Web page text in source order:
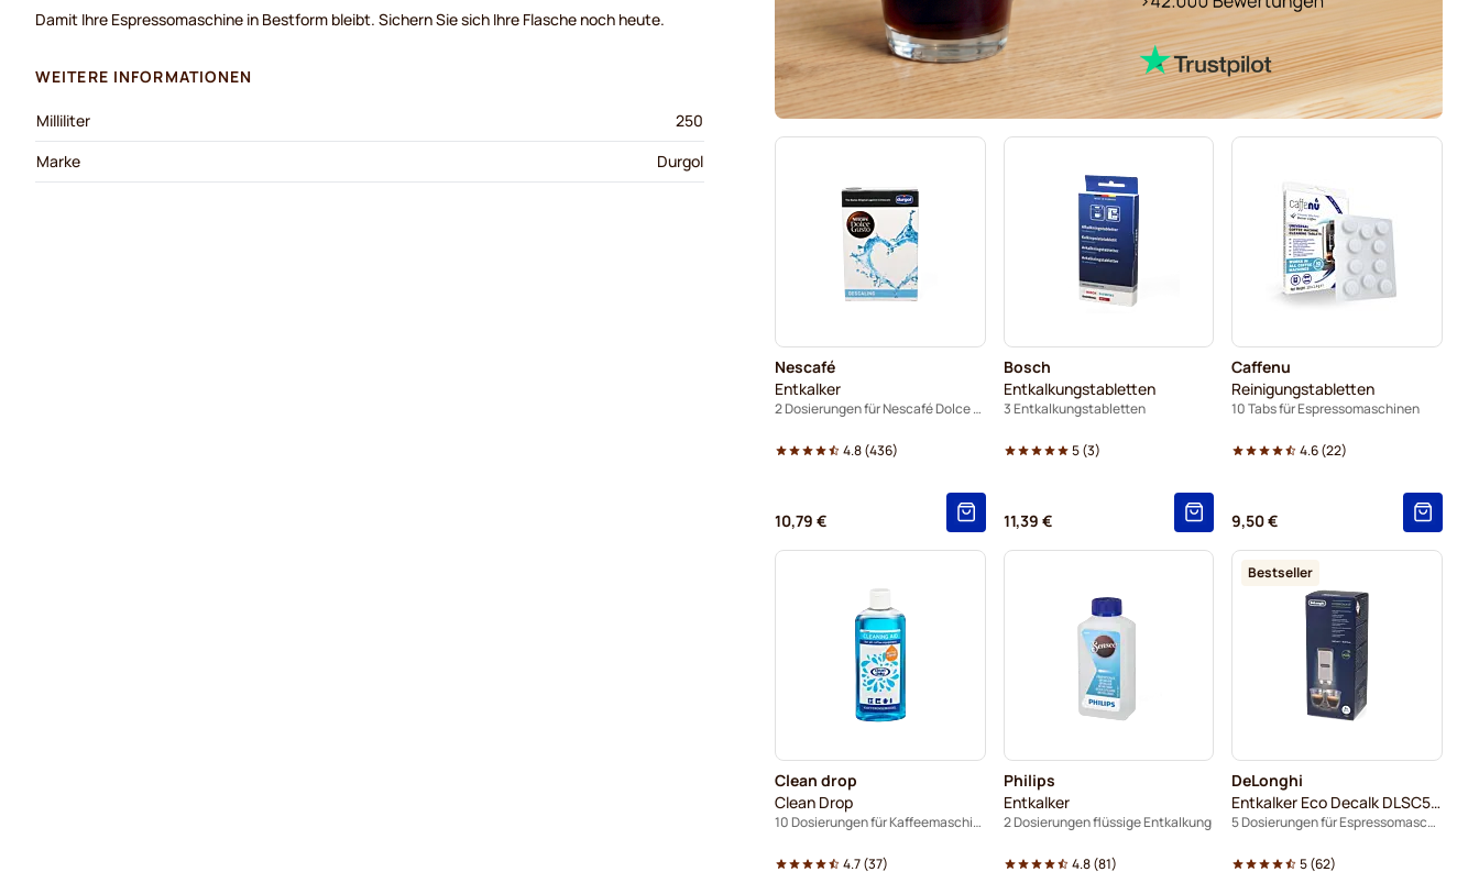
Nescafé
Entkalker
2 Dosierungen für Nescafé Dolce Gusto
4.8(436)
10,79 €
Bosch
Entkalkungstabletten
3 Entkalkungstabletten
5(3)
11,39 €
Caffenu
Reinigungstabletten
10 Tabs für Espressomaschinen
4.6(22)
9,50 €
Clean drop
Clean Drop
10 Dosierungen für Kaffeemaschinen
4.7(37)
Philips
Entkalker
2 Dosierungen flüssige Entkalkung
4.8(81)
Bestseller
DeLonghi
Entkalker Eco Decalk DLSC500
5 Dosierungen für Espressomaschinen
5(62)
Damit Ihre Espressomaschine in Bestform bleibt. Sichern Sie sich Ihre Flasche noch heute.
WEITERE INFORMATIONEN
Milliliter
250
Marke
Durgol